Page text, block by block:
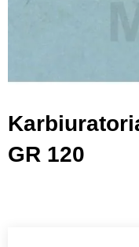
GR 120